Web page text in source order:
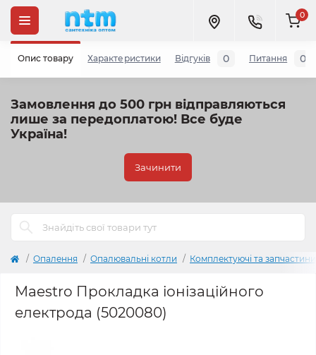
Замовлення до 500 грн відправляються
лише за передоплатою! Все буде
Україна!
Зачинити
0
Опалення Опалювальні котли Комплектуючі та
Maestro Прокладка іонізаційного
електрода (5020080)
Опис товару Характеристики Відгуків 0 Питання 0